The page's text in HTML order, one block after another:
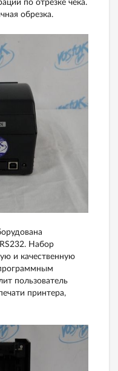
по отрезке чека.
обрезка.
Набор
и качественную
пользователь
принтера,